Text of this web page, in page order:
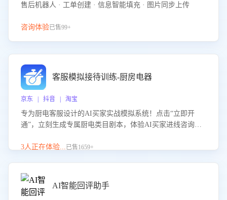
售后机器人 · 工单创建 · 信息智能填充 · 图片同步上传
咨询体验已售99+
客服模拟接待训练-厨房电器
京东 | 抖音 | 淘宝
专为厨电客服设计的AI买家实战模拟系统！点击“立即开
通”，立刻生成专属厨电类目剧本，体验AI买家进线咨询真
实场景应对技巧！
3人正在体验...已售1659+
AI智能回评助手